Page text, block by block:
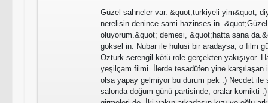
Güzel sahneler var. &quot;turkiyeli yim&quot;
nerelisin denince sami hazinses in.
oluyorum.&quot; demesi, &quot;hatta sana
goksel in. Nubar ile hulusi bir aradaysa, o film
Ozturk serengil kötü role gerçekten yakışıyor.
yeşilçam filmi. İlerde tesadüfen yine karşılaşan
olsa yapay gelmiyor bu durum pek :) Necdet ile
salonda doğum günü partisinde, oralar komikti :)